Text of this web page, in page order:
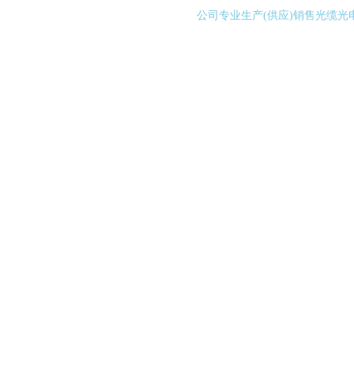
公司专业生产(供应)销售光缆光